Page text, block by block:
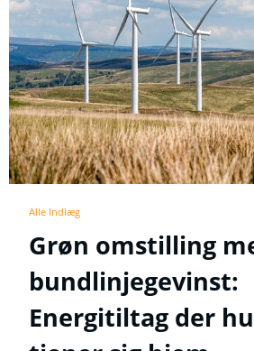
Alle Indlæg
Grøn omstilling
bundlinjegevinst:
Energitiltag der